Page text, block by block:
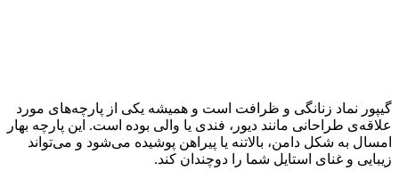
گیپور نماد زنانگی و ظرافت است و همیشه یکی از پارچه‌های مورد
علاقه‌ی طراحانی مانند دیور، فندی یا والی بوده است. این پارچه بهار
امسال به شکل دامن، بالاتنه یا پیراهن پوشیده می‌شود و می‌تواند
زیبایی و غنای استایل شما را دوچندان کند.